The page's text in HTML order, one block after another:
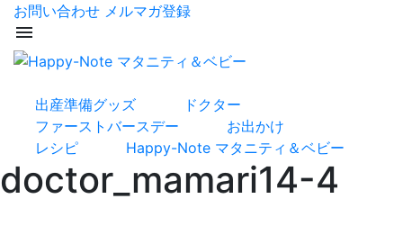
お問い合わせ メルマガ登録
menu
出産準備グッズ
ドクター
ファーストバースデー
お出かけ
レシピ
Happy-Note マタニティ＆ベビー
doctor_mamari14-4